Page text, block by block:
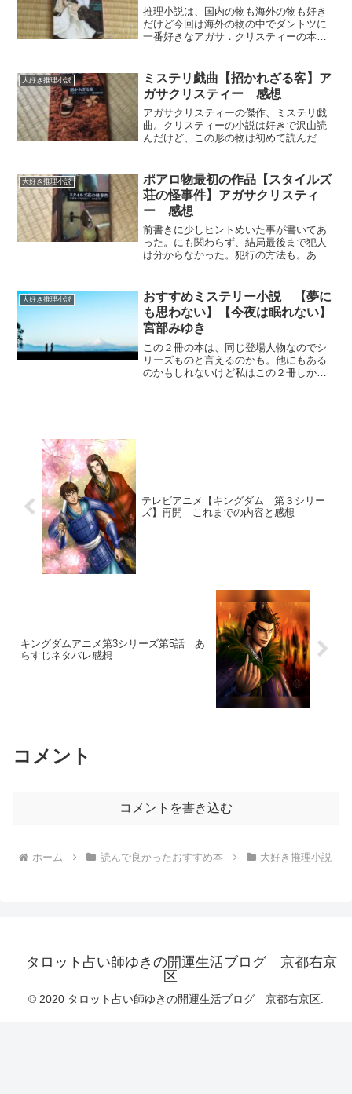
推理小説は、国内の物も海外の物も好き
だけど今回は海外の物の中でダントツに
一番好きなアガサ．クリスティーの本の
るので、ストーリーを知っている人もい
るかも・・・電子書籍やオ...
大好き推理小説
ミステリ戯曲【招かれざる客】ア
ガサクリスティー 感想
アガサクリスティーの傑作、ミステリ戯
曲。クリスティーの小説は好きで沢山読
んだけど、この形の物は初めて読んだ。
ってくる。誰々が何々と思ったとか考え
たとかいう記述が一切なく...
大好き推理小説
ポアロ物最初の作品【スタイルズ
荘の怪事件】アガサクリスティ
ー 感想
前書きに少しヒントめいた事が書いてあ
った。にも関わらず、結局最後まで犯人
は分からなかった。犯行の方法も。あや
死んで利益を得る可能性のある人物も多
い。殺された屋敷の女主人...
大好き推理小説
おすすめミステリー小説 【夢に
も思わない】【今夜は眠れない】
宮部みゆき
この２冊の本は、同じ登場人物なのでシ
リーズものと言えるのかも。他にもある
のかもしれないけど私はこの２冊しか読
テレビアニメ【キングダム 第３シリー
ズ】再開 これまでの内容と感想
キングダムアニメ第3シリーズ第5話 あ
らすじネタバレ感想
コメント
コメントを書き込む
ホーム 読んで良かったおすすめ本 大好き推理小説
タロット占い師ゆきの開運生活ブログ 京都右京
区
© 2020 タロット占い師ゆきの開運生活ブログ 京都右京区.